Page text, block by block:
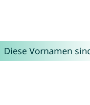
Diese Vornamen